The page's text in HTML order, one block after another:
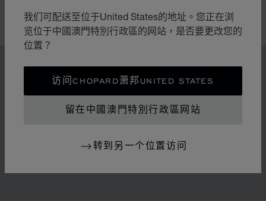
我们可配送至位于United States的地址。您正在浏
览位于中國澳門特別行政區的网站，是否要更改您的
位置？
访问CHOPARD萧邦UNITED STATES
留在中國澳門特別行政區网站
转到另一个位置访问
传奇的灵动钻石
70年代中期，Chopard萧邦突破制表和奢华珠宝业的准
Chopard萧邦向这段铸就其地位的辉煌历史致敬。